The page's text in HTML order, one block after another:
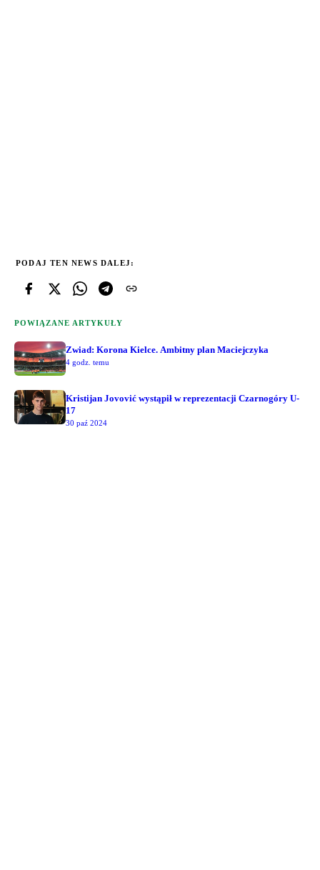
PODAJ TEN NEWS DALEJ:
POWIĄZANE ARTYKUŁY
Zwiad: Korona Kielce. Ambitny plan Maciejczyka
4 godz. temu
Kristijan Jovović wystąpił w reprezentacji Czarnogóry U-
17
30 paź 2024